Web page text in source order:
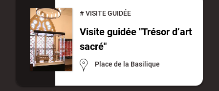
#VISITE GUIDÉE
Visite guidée "Trésor d’art
sacré"
Place de la Basilique